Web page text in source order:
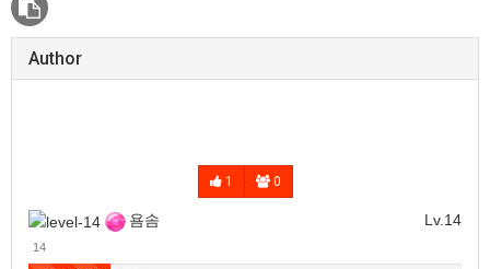
Author
1 0
Lv.14
욤솜
14